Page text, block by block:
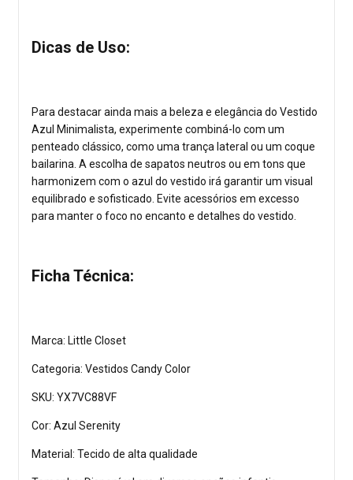
Dicas de Uso:
Para destacar ainda mais a beleza e elegância do Vestido
Azul Minimalista, experimente combiná-lo com um
penteado clássico, como uma trança lateral ou um coque
bailarina. A escolha de sapatos neutros ou em tons que
harmonizem com o azul do vestido irá garantir um visual
equilibrado e sofisticado. Evite acessórios em excesso
para manter o foco no encanto e detalhes do vestido.
Ficha Técnica:
Marca: Little Closet
Categoria: Vestidos Candy Color
SKU: YX7VC88VF
Cor: Azul Serenity
Material: Tecido de alta qualidade